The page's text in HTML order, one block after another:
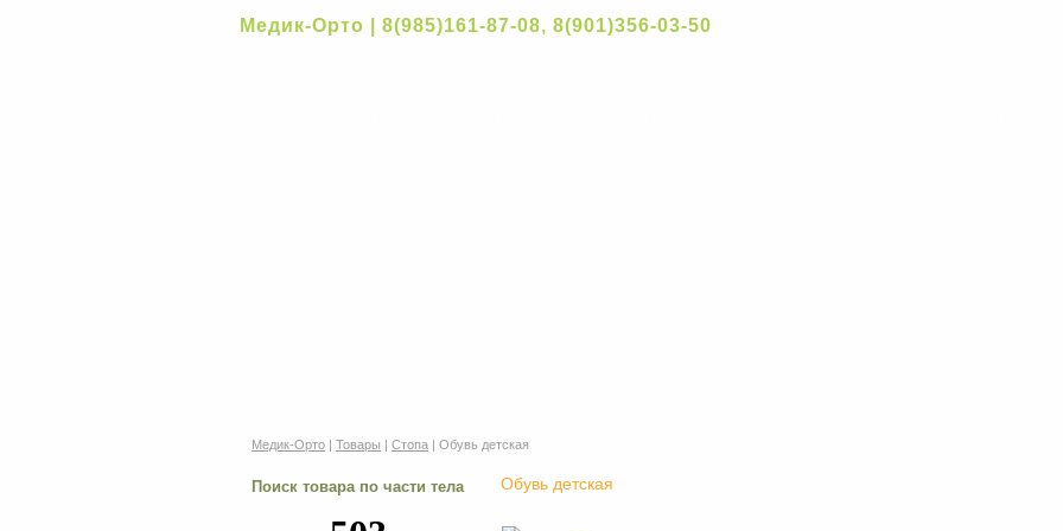
Медик-Орто | 8(985)161-87-08, 8(901)356-03-50
Медик-Орто | Товары | Стопа | Обувь детская
Поиск товара по части тела Обувь детская